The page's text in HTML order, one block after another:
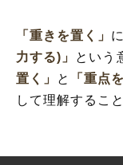
「重きを置く」
力する)」 という
置く」
と 「重点
して理解するこ